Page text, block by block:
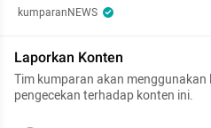
kumparanNEWS
Laporkan Konten
Tim kumparan akan
pengecekan terhadap konten ini.